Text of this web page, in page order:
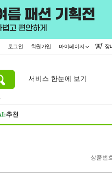
로그인 회원가입 마이페이지 장
서비스 한눈에 보기
추천
상품번